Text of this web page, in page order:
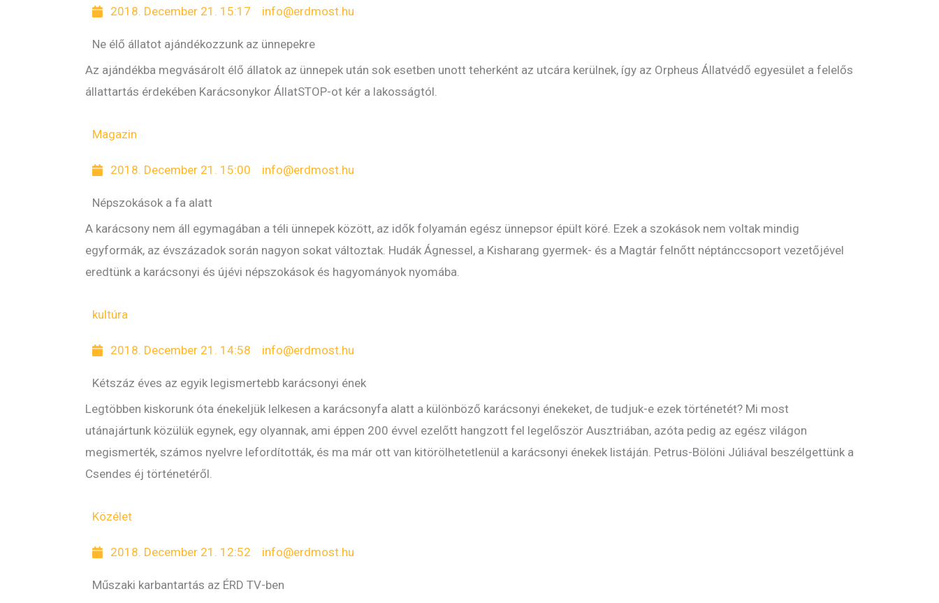
2018. December 21. 15:17 info@erdmost.hu
Ne élő állatot ajándékozzunk az ünnepekre
Az ajándékba megvásárolt élő állatok az ünnepek után sok esetben unott teherként az utcára kerülnek, így az Orpheus Állatvédő egyesület a felelős
állattartás érdekében Karácsonykor ÁllatSTOP-ot kér a lakosságtól.
Magazin
2018. December 21. 15:00 info@erdmost.hu
Népszokások a fa alatt
A karácsony nem áll egymagában a téli ünnepek között, az idők folyamán egész ünnepsor épült köré. Ezek a szokások nem voltak mindig
egyformák, az évszázadok során nagyon sokat változtak. Hudák Ágnessel, a Kisharang gyermek- és a Magtár felnőtt néptánccsoport vezetőjével
eredtünk a karácsonyi és újévi népszokások és hagyományok nyomába.
kultúra
2018. December 21. 14:58 info@erdmost.hu
Kétszáz éves az egyik legismertebb karácsonyi ének
Legtöbben kiskorunk óta énekeljük lelkesen a karácsonyfa alatt a különböző karácsonyi énekeket, de tudjuk-e ezek történetét? Mi most
utánajártunk közülük egynek, egy olyannak, ami éppen 200 évvel ezelőtt hangzott fel legelőször Ausztriában, azóta pedig az egész világon
megismerték, számos nyelvre lefordították, és ma már ott van kitörölhetetlenül a karácsonyi énekek listáján. Petrus-Bölöni Júliával beszélgettünk a
Csendes éj történetéről.
Közélet
2018. December 21. 12:52 info@erdmost.hu
Műszaki karbantartás az ÉRD TV-ben
g
g
g
g